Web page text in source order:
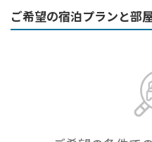
ご希望の宿泊プランと部